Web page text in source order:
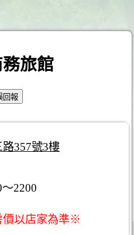
旅館
357號3樓
2200
價以店家為準※